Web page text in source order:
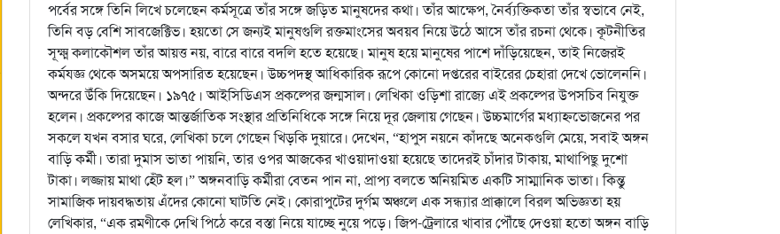
পর্বের সঙ্গে তিনি লিখে চলেছেন কর্মসূত্রে তাঁর সঙ্গে জড়িত মানুষদের কথা। তাঁর আক্ষেপ, নৈর্ব্যক্তিকতা তাঁর স্বভাবে নেই,
তিনি বড় বেশি সাবজেক্টিভ। হয়তো সে জন্যই মানুষগুলি রক্তমাংসের অবয়ব নিয়ে উঠে আসে তাঁর রচনা থেকে। কূটনীতির
সূক্ষ্ম কলাকৌশল তাঁর আয়ত্ত নয়, বারে বারে বদলি হতে হয়েছে। মানুষ হয়ে মানুষের পাশে দাঁড়িয়েছেন, তাই নিজেরই
কর্মযজ্ঞ থেকে অসময়ে অপসারিত হয়েছেন। উচ্চপদস্থ আধিকারিক রূপে কোনো দপ্তরের বাইরের চেহারা দেখে ভোলেননি।
অন্দরে উঁকি দিয়েছেন। ১৯৭৫। আইসিডিএস প্রকল্পের জন্মসাল। লেখিকা ওড়িশা রাজ্যে এই প্রকল্পের উপসচিব নিযুক্ত
হলেন। প্রকল্পের কাজে আন্তর্জাতিক সংস্থার প্রতিনিধিকে সঙ্গে নিয়ে দূর জেলায় গেছেন। উচ্চমার্গের মধ্যাহ্নভোজনের পর
সকলে যখন বসার ঘরে, লেখিকা চলে গেছেন খিড়কি দুয়ারে। দেখেন, “হাপুস নয়নে কাঁদছে অনেকগুলি মেয়ে, সবাই অঙ্গন
বাড়ি কর্মী। তারা দুমাস ভাতা পায়নি, তার ওপর আজকের খাওয়াদাওয়া হয়েছে তাদেরই চাঁদার টাকায়, মাথাপিছু দুশো
টাকা। লজ্জায় মাথা হেঁট হল।” অঙ্গনবাড়ি কর্মীরা বেতন পান না, প্রাপ্য বলতে অনিয়মিত একটি সাম্মানিক ভাতা। কিন্তু
সামাজিক দায়বদ্ধতায় এঁদের কোনো ঘাটতি নেই। কোরাপুটের দুর্গম অঞ্চলে এক সন্ধ্যার প্রাক্কালে বিরল অভিজ্ঞতা হয়
লেখিকার, “এক রমণীকে দেখি পিঠে করে বস্তা নিয়ে যাচ্ছে নুয়ে পড়ে। জিপ-ট্রেলারে খাবার পৌঁছে দেওয়া হতো অঙ্গন বাড়ি